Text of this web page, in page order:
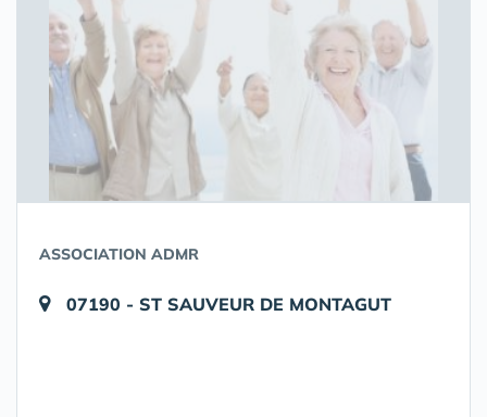
ASSOCIATION ADMR
07190 - ST SAUVEUR DE MONTAGUT